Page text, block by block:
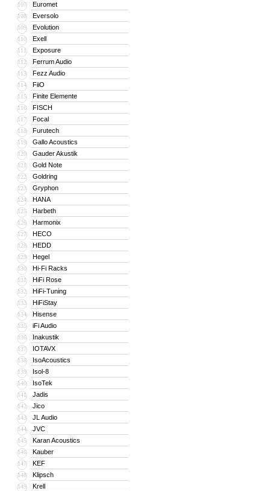
107 Euromet
108 Eversolo
109 Evolution
110 Exell
111 Exposure
112 Ferrum Audio
113 Fezz Audio
114 FiiO
115 Finite Elemente
116 FISCH
117 Focal
118 Furutech
119 Gallo Acoustics
120 Gauder Akustik
121 Gold Note
122 Goldring
123 Gryphon
124 HANA
125 Harbeth
126 Harmonix
127 HECO
128 HEDD
129 Hegel
130 Hi-Fi Racks
131 HiFi Rose
132 HiFi-Tuning
133 HiFiStay
134 Hisense
135 iFi Audio
136 Inakustik
137 IOTAVX
138 IsoAcoustics
139 Isol-8
140 IsoTek
141 Jadis
142 Jico
143 JL Audio
144 JVC
145 Karan Acoustics
146 Kauber
147 KEF
148 Klipsch
149 Krell